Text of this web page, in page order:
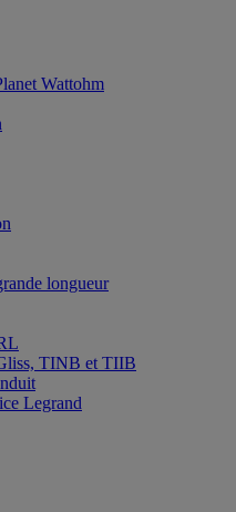
Wattohm
longueur
TINB et TIIB
Legrand